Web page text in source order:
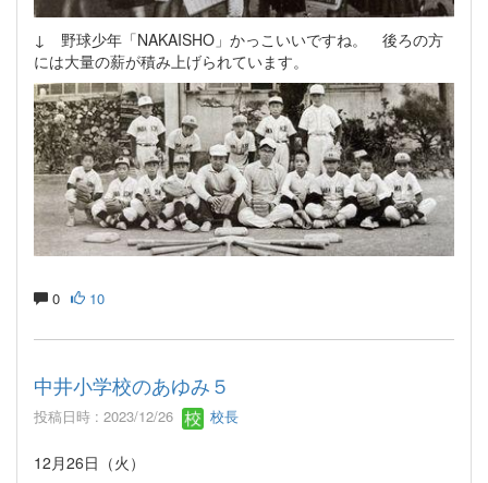
↓ 野球少年「NAKAISHO」かっこいいですね。 後ろの方
には大量の薪が積み上げられています。
0 10
中井小学校のあゆみ５
投稿日時 : 2023/12/26 校長
12月26日（火）